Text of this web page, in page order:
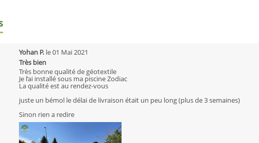
Yohan P. le01 Mai 2021
Très bien
Très bonne qualité de géotextile
Je l’ai installé sous ma piscine Zodiac
La qualité est au rendez-vous
juste un bémol le délai de livraison était un peu long (plus de 3 semaines)
Sinon rien a redire